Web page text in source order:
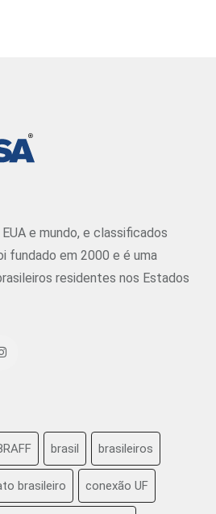
e mundo, e classificados
fundado em 2000 e é uma
residentes nos Estados
brasil brasileiros
brasileiro conexão UF